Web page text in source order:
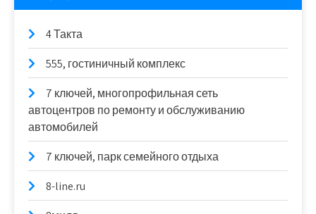
4 Такта
555, гостиничный комплекс
7 ключей, многопрофильная сеть
автоцентров по ремонту и обслуживанию
автомобилей
7 ключей, парк семейного отдыха
8-line.ru